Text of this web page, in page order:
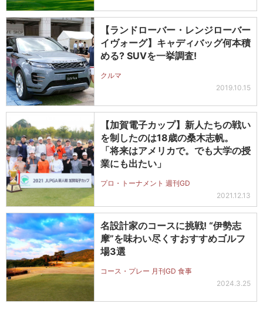
【ランドローバー・レンジローバー
イヴォーグ】キャディバッグ何本積
める? SUVを一挙調査!
クルマ
2019.10.15
【加賀電子カップ】新人たちの戦い
を制したのは18歳の桑木志帆。
「将来はアメリカで。でも大学の授
業にも出たい」
プロ・トーナメント 週刊GD
2021.12.13
名設計家のコースに挑戦! “伊勢志
摩”を味わい尽くすおすすめゴルフ
場3選
コース・プレー 月刊GD 食事
2024.3.25